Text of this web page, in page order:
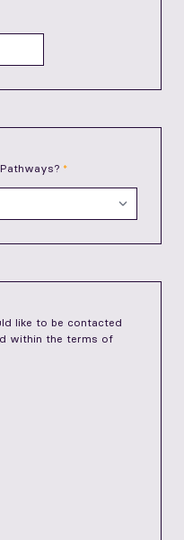
like to be contacted
within the terms of